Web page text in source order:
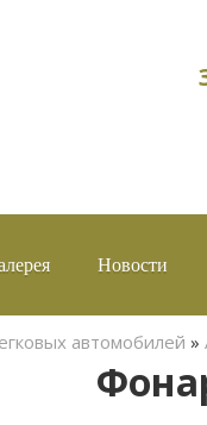
Новости
автомобилей »